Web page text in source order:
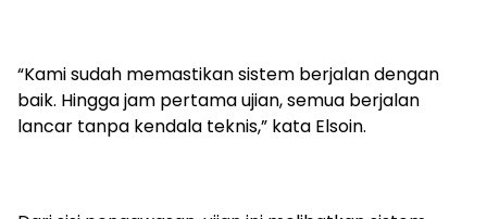
“Kami sudah memastikan sistem berjalan dengan
baik. Hingga jam pertama ujian, semua berjalan
lancar tanpa kendala teknis,” kata Elsoin.